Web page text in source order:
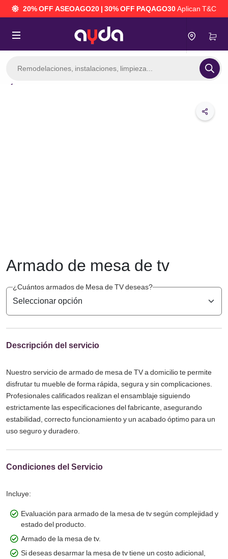
20% OFF ASEOAGO20 | 30% OFF PAQAGO30Aplican T&C
productos
Armado de mesa de tv
¿Cuántos armados de Mesa de TV deseas?
Descripción del servicio
Nuestro servicio de armado de mesa de TV a domicilio te permite
disfrutar tu mueble de forma rápida, segura y sin complicaciones.
Profesionales calificados realizan el ensamblaje siguiendo
estrictamente las especificaciones del fabricante, asegurando
estabilidad, correcto funcionamiento y un acabado óptimo para un
uso seguro y duradero.
Condiciones del Servicio
Incluye:
Evaluación para armado de la mesa de tv según complejidad y
estado del producto.
Armado de la mesa de tv.
Si deseas desarmar la mesa de tv tiene un costo adicional,